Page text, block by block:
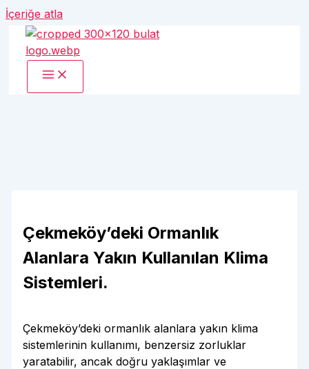
İçeriğe atla
Çekmeköy’deki Ormanlık
Alanlara Yakın Kullanılan Klima
Sistemleri.
Çekmeköy’deki ormanlık alanlara yakın klima
sistemlerinin kullanımı, benzersiz zorluklar
yaratabilir, ancak doğru yaklaşımlar ve